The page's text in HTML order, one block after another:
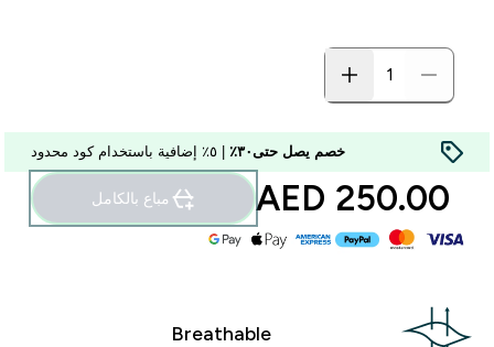
خصم يصل حتى٣٠٪
250.00 AED‎ مباع بالكامل
Breathable